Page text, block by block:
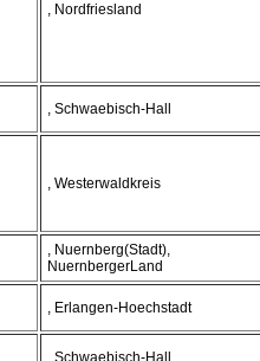
, Nordfriesland
, Schwaebisch-Hall
, Westerwaldkreis
, Nuernberg(Stadt),
NuernbergerLand
, Erlangen-Hoechstadt
, Schwaebisch-Hall